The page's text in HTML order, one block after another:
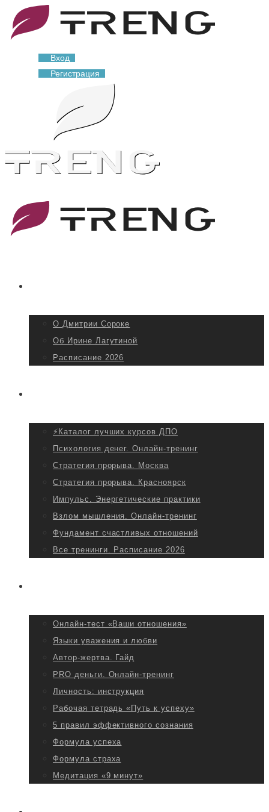
Вход
Регистрация
О Дмитрии Сорокe
Об Ирине Лагутиной
Расписание 2026
⚡Каталог лучших курсов ДПО
Психология денег. Онлайн-тренинг
Стратегия прорыва. Москва
Стратегия прорыва. Красноярск
Импульс. Энергетические практики
Взлом мышления. Онлайн-тренинг
Фундамент счастливых отношений
Все тренинги. Расписание 2026
Онлайн-тест «Ваши отношения»
Языки уважения и любви
Автор-жертва. Гайд
PRO деньги. Онлайн-тренинг
Личность: инструкция
Рабочая тетрадь «Путь к успеху»
5 правил эффективного сознания
Формула успеха
Формула страха
Медитация «9 минут»